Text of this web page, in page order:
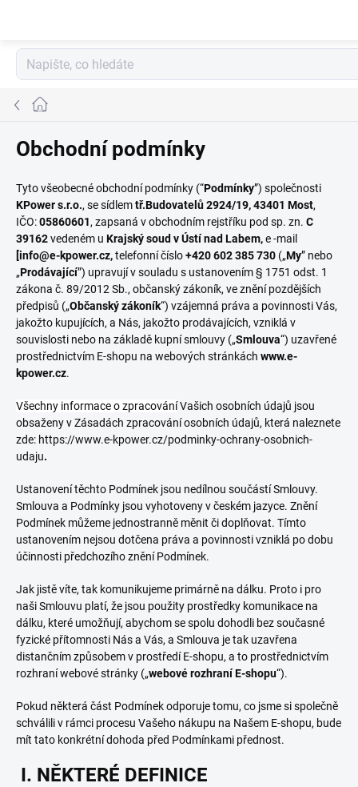
Domů
Obchodní podmínky
Tyto všeobecné obchodní podmínky (“Podmínky”) společnosti
KPower s.r.o., se sídlemtř.Budovatelů 2924/19, 43401 Most,
IČO:05860601, zapsaná v obchodním rejstříku pod sp. zn. C
39162vedeném u Krajský soud v Ústí nad Labem,e -mail
[info@e-kpower.cz,telefonní číslo+420 602 385 730 („My” nebo
„Prodávající”) upravují v souladu s ustanovením § 1751 odst. 1
zákona č. 89/2012 Sb., občanský zákoník, ve znění pozdějších
předpisů („Občanský zákoník“) vzájemná práva a povinnosti Vás,
jakožto kupujících, a Nás, jakožto prodávajících, vzniklá v
souvislosti nebo na základě kupní smlouvy („Smlouva“) uzavřené
prostřednictvím E-shopu na webových stránkách www.e-
kpower.cz.
Všechny informace o zpracováníVašich osobních údajů jsou
obsaženy v Zásadách zpracování osobních údajů, která naleznete
zde: https://www.e-kpower.cz/podminky-ochrany-osobnich-
udaju.
Ustanovení těchto Podmínek jsou nedílnou součástí Smlouvy.
Smlouva a Podmínky jsou vyhotoveny v českém jazyce. Znění
Podmínek můžeme jednostranně měnit či doplňovat. Tímto
ustanovením nejsou dotčena práva a povinnosti vzniklá po dobu
účinnosti předchozího znění Podmínek.
Jak jistě víte, tak komunikujeme primárně na dálku. Proto i pro
naši Smlouvu platí, že jsou použity prostředky komunikace na
dálku, které umožňují, abychom se spolu dohodli bez současné
fyzické přítomnosti Nás a Vás, a Smlouva je tak uzavřena
distančním způsobem v prostředí E-shopu, a to prostřednictvím
rozhraní webové stránky („webové rozhraní E-shopu“).
Pokud některá část Podmínek odporuje tomu, co jsme si společně
schválili v rámci procesu Vašeho nákupu na Našem E-shopu, bude
mít tato konkrétní dohoda před Podmínkami přednost.
I. NĚKTERÉ DEFINICE